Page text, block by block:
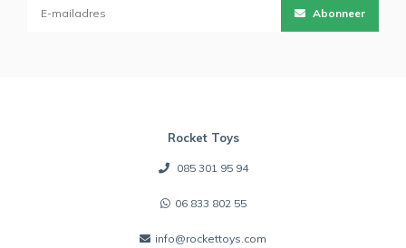
Abonneer
Rocket Toys
085 301 95 94
06 833 802 55
info@rockettoys.com